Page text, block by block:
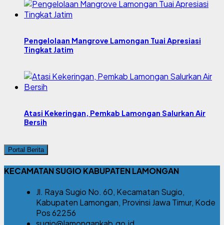
Pengelolaan Mangrove Lamongan Tuai Apresiasi
Tingkat Jatim
Atasi Kekeringan, Pemkab Lamongan Salurkan Air
Bersih
Portal Berita
KECAMATAN SUGIO KABUPATEN LAMONGAN
Jl. Raya Sugio No. 60, Kecamatan Sugio,
Kabupaten Lamongan, Provinsi Jawa Timur, Kode
Pos 62256